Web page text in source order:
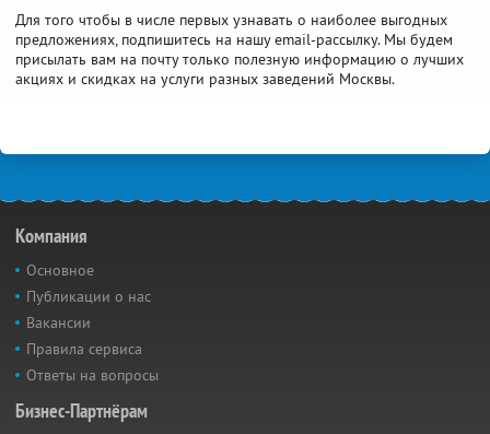
Для того чтобы в числе первых узнавать о наиболее выгодных
предложениях, подпишитесь на нашу email-рассылку. Мы будем
присылать вам на почту только полезную информацию о лучших
акциях и скидках на услуги разных заведений Москвы.
Компания
Основное
Публикации о нас
Вакансии
Правила сервиса
Ответы на вопросы
Бизнес-Партнёрам